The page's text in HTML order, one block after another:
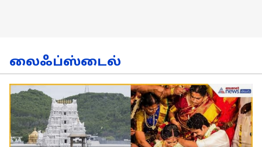
லைஃப்ஸ்டைல்